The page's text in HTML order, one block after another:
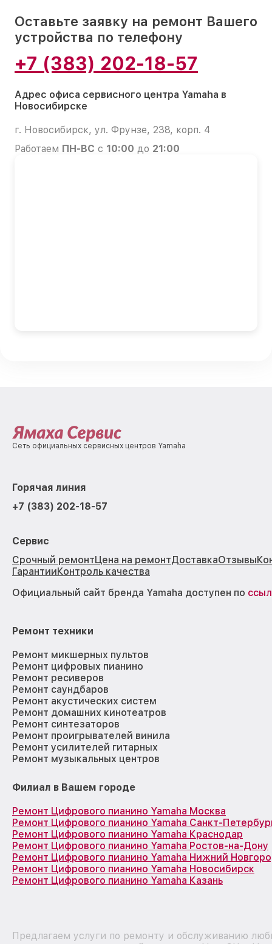
Оставьте заявку на ремонт Вашего
устройства по телефону
+7 (383) 202-18-57
Адрес офиса сервисного центра Yamaha в
Новосибирске
г. Новосибирск, ул. Фрунзе, 238, корп. 4
Работаем ПН-ВС с 10:00 до 21:00
Сеть официальных сервисных центров Yamaha
Горячая линия
+7 (383) 202-18-57
Сервис
Срочный ремонтЦена на ремонтДоставкаОтзывы
ГарантииКонтроль качества
Официальный сайт бренда Yamaha доступен по
Ремонт техники
Ремонт микшерных пультов
Ремонт цифровых пианино
Ремонт ресиверов
Ремонт саундбаров
Ремонт акустических систем
Ремонт домашних кинотеатров
Ремонт синтезаторов
Ремонт проигрывателей винила
Ремонт усилителей гитарных
Ремонт музыкальных центров
Филиал в Вашем городе
Ремонт Цифрового пианино Yamaha Москва
Ремонт Цифрового пианино Yamaha Санкт-
Ремонт Цифрового пианино Yamaha Краснодар
Ремонт Цифрового пианино Yamaha Ростов-на-Дону
Ремонт Цифрового пианино Yamaha Нижний
Ремонт Цифрового пианино Yamaha Новосибирск
Ремонт Цифрового пианино Yamaha Казань
Предлагаем услуги по ремонту и обслуживанию